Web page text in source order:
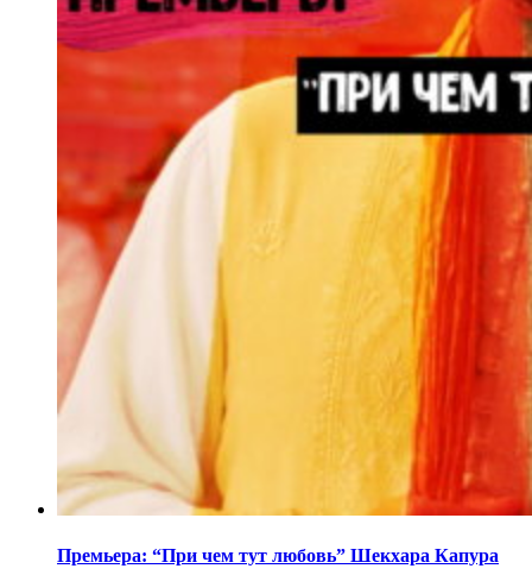
Премьера: “При чем тут любовь” Шекхара Капура